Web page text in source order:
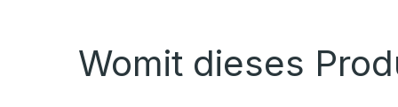
Womit dieses